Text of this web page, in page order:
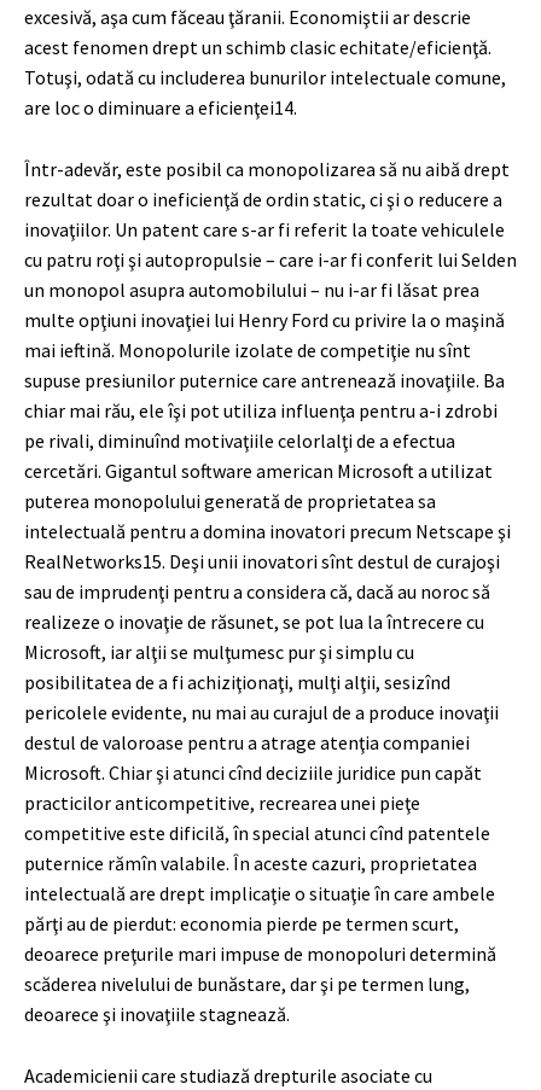
excesivă, aşa cum făceau ţăranii. Economiştii ar descrie
acest fenomen drept un schimb clasic echitate/eficienţă.
Totuşi, odată cu includerea bunurilor intelectuale comune,
are loc o diminuare a eficienţei14.
Într-adevăr, este posibil ca monopolizarea să nu aibă drept
rezultat doar o ineficienţă de ordin static, ci şi o reducere a
inovaţiilor. Un patent care s-ar fi referit la toate vehiculele
cu patru roţi şi autopropulsie – care i-ar fi conferit lui Selden
un monopol asupra automobilului – nu i-ar fi lăsat prea
multe opţiuni inovaţiei lui Henry Ford cu privire la o maşină
mai ieftină. Monopolurile izolate de competiţie nu sînt
supuse presiunilor puternice care antrenează inovaţiile. Ba
chiar mai rău, ele îşi pot utiliza influenţa pentru a-i zdrobi
pe rivali, diminuînd motivaţiile celorlalţi de a efectua
cercetări. Gigantul software american Microsoft a utilizat
puterea monopolului generată de proprietatea sa
intelectuală pentru a domina inovatori precum Netscape şi
RealNetworks15. Deşi unii inovatori sînt destul de curajoşi
sau de imprudenţi pentru a considera că, dacă au noroc să
realizeze o inovaţie de răsunet, se pot lua la întrecere cu
Microsoft, iar alţii se mulţumesc pur şi simplu cu
posibilitatea de a fi achiziţionaţi, mulţi alţii, sesizînd
pericolele evidente, nu mai au curajul de a produce inovaţii
destul de valoroase pentru a atrage atenţia companiei
Microsoft. Chiar şi atunci cînd deciziile juridice pun capăt
practicilor anticompetitive, recrearea unei pieţe
competitive este dificilă, în special atunci cînd patentele
puternice rămîn valabile. În aceste cazuri, proprietatea
intelectuală are drept implicaţie o situaţie în care ambele
părţi au de pierdut: economia pierde pe termen scurt,
deoarece preţurile mari impuse de monopoluri determină
scăderea nivelului de bunăstare, dar şi pe termen lung,
deoarece şi inovaţiile stagnează.
Academicienii care studiază drepturile asociate cu